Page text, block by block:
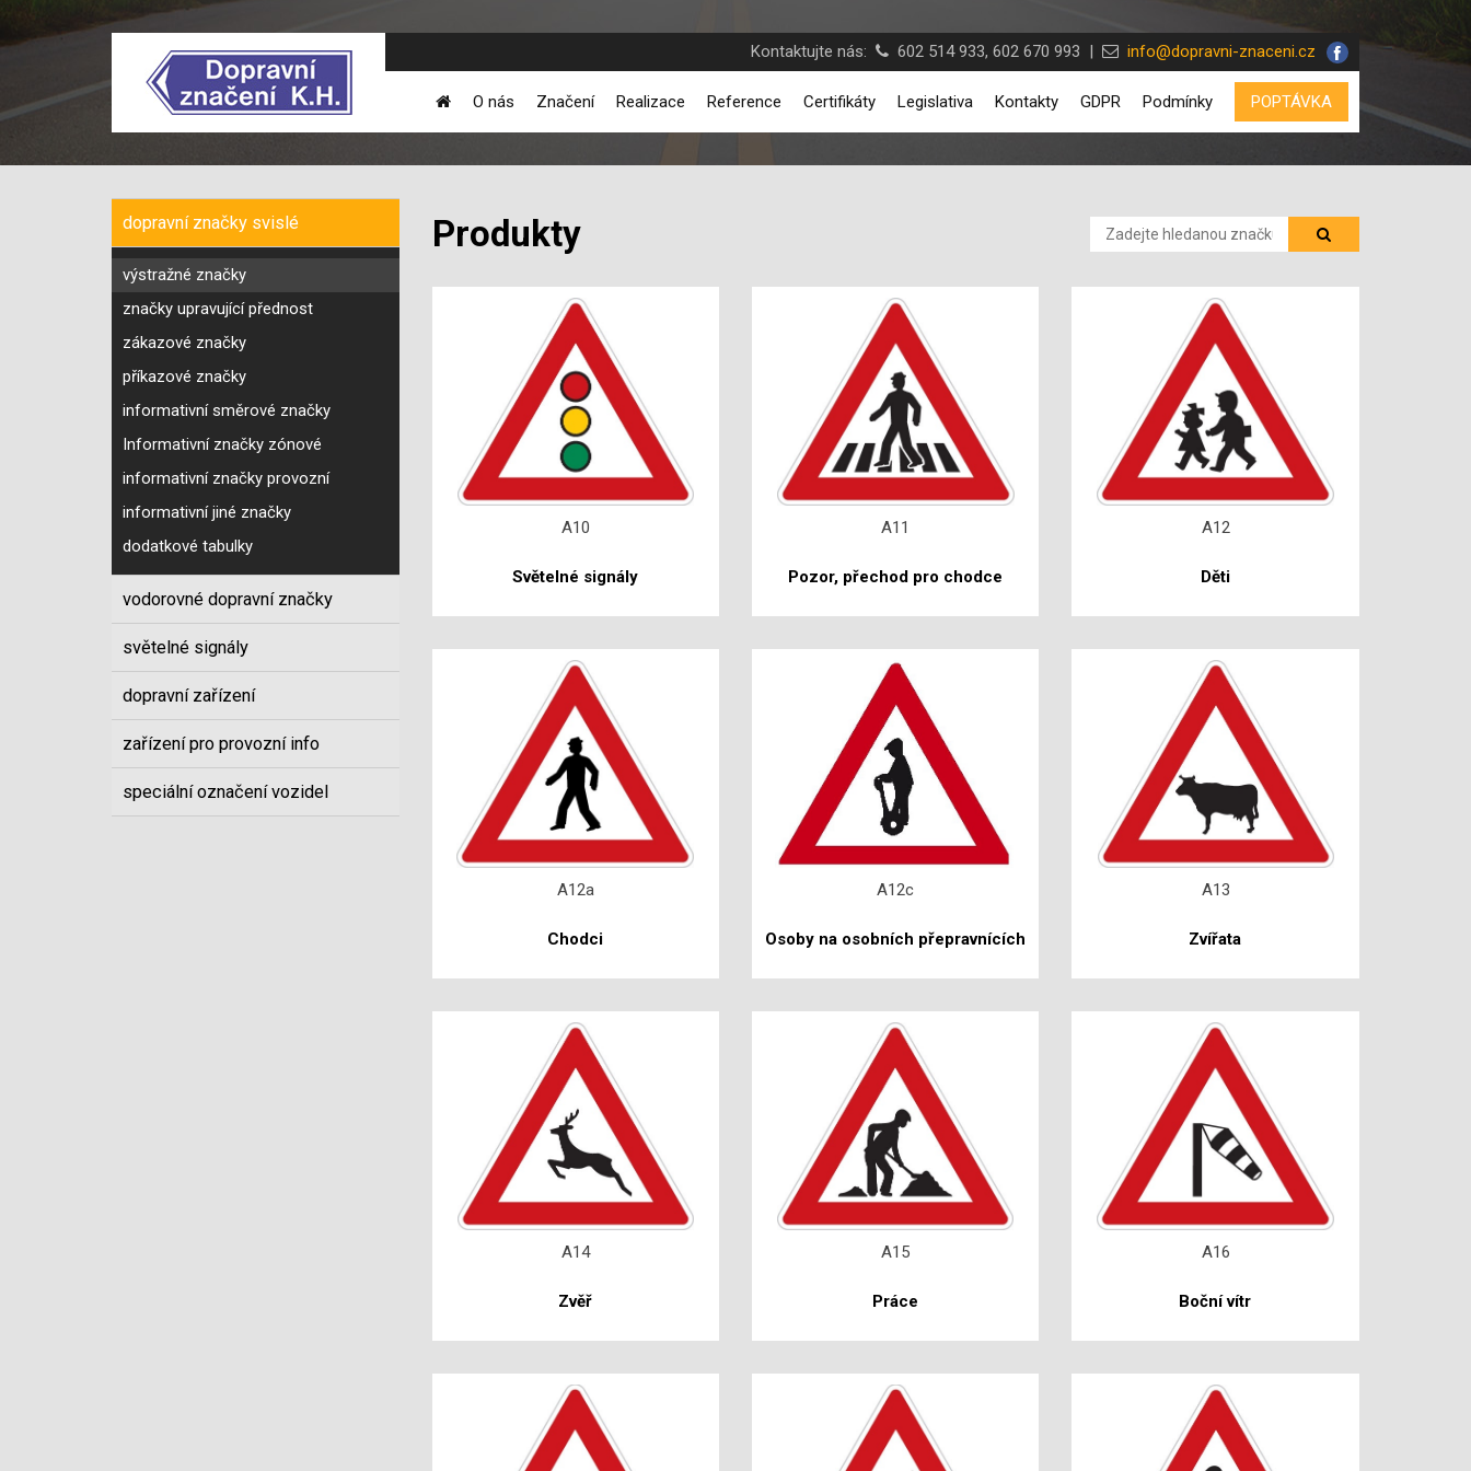
Kontaktujte nás: 602 514 933, 602 670 993 | info@dopravni-znaceni.cz
POPTÁVKA
O nás Značení Realizace Reference Certifikáty Legislativa Kontakty GDPR Podmínky
dopravní značky svislé
výstražné značky
značky upravující přednost
zákazové značky
příkazové značky
informativní směrové značky
Informativní značky zónové
informativní značky provozní
informativní jiné značky
dodatkové tabulky
vodorovné dopravní značky
světelné signály
dopravní zařízení
zařízení pro provozní info
speciální označení vozidel
Produkty
A10
Světelné signály
A11
Pozor, přechod pro chodce
A12
Děti
A12a
Chodci
A12c
Osoby na osobních přepravnících
A13
Zvířata
A14
Zvěř
A15
Práce
A16
Boční vítr